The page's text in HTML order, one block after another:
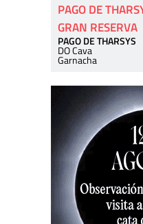
PAGO DE
GRAN RESERVA
PAGO DE THARSYS
DO Cava
Garnacha